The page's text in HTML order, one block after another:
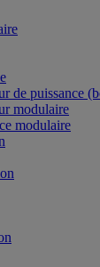
de puissance
modulaire
modulaire